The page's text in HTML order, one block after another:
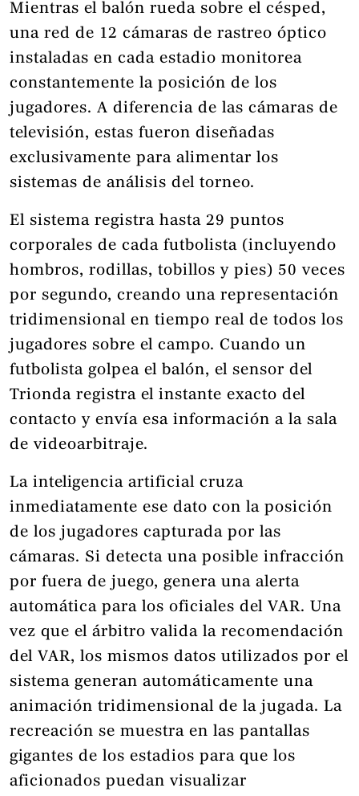
Mientras el balón rueda sobre el césped,
una red de 12 cámaras de rastreo óptico
instaladas en cada estadio monitorea
constantemente la posición de los
jugadores. A diferencia de las cámaras de
televisión, estas fueron diseñadas
exclusivamente para alimentar los
sistemas de análisis del torneo.
El sistema registra hasta 29 puntos
corporales de cada futbolista (incluyendo
hombros, rodillas, tobillos y pies) 50 veces
por segundo, creando una representación
tridimensional en tiempo real de todos los
jugadores sobre el campo. Cuando un
futbolista golpea el balón, el sensor del
Trionda registra el instante exacto del
contacto y envía esa información a la sala
de videoarbitraje.
La inteligencia artificial cruza
inmediatamente ese dato con la posición
de los jugadores capturada por las
cámaras. Si detecta una posible infracción
por fuera de juego, genera una alerta
automática para los oficiales del VAR. Una
vez que el árbitro valida la recomendación
del VAR, los mismos datos utilizados por el
sistema generan automáticamente una
animación tridimensional de la jugada. La
recreación se muestra en las pantallas
gigantes de los estadios para que los
aficionados puedan visualizar